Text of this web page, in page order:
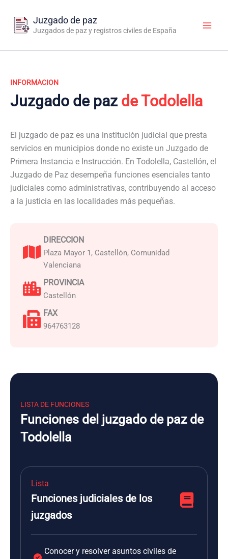
contenido
Juzgado de paz
Juzgados de paz y registros civiles de España
INFORMACION
Juzgado de paz de Todolella
El juzgado de paz es una institución judicial que presta
servicios en municipios donde no existe un Juzgado de
Primera Instancia e Instrucción. En Todolella, Castellón, el
Juzgado de Paz desempeña funciones esenciales tanto
judiciales como administrativas, contribuyendo al acceso
a la justicia en las localidades más pequeñas.
DIRECCION
Plaza Mayor 1, Castellón, Comunidad
Valenciana
PROVINCIA
Castellón
FAX
964763128
LISTA DE FUNCIONES
Funciones del juzgado de paz de
Todolella
Lista
Funciones judiciales de los
juzgados
Conocer y resolver asuntos civiles de